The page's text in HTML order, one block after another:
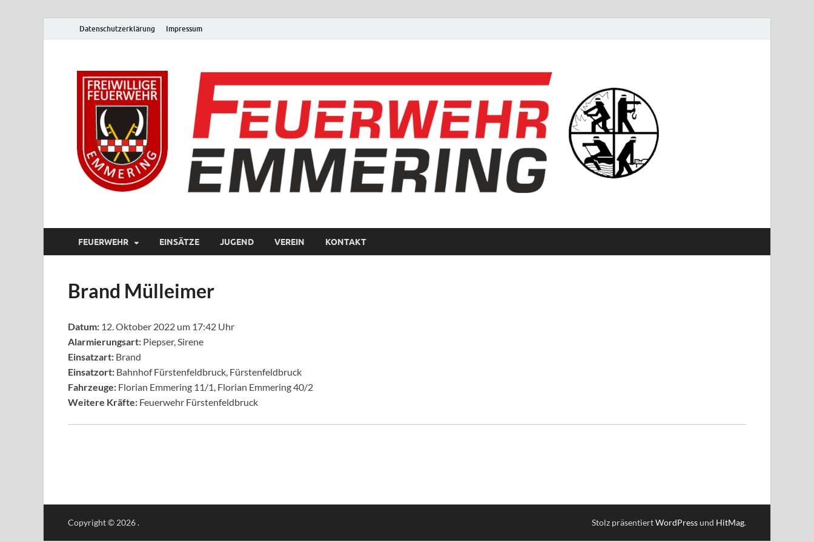
Datenschutzerklärung Impressum
FEUERWEHR EINSÄTZE JUGEND VEREIN KONTAKT
Brand Mülleimer
Datum: 12. Oktober 2022 um 17:42 Uhr
Alarmierungsart: Piepser, Sirene
Einsatzart: Brand
Einsatzort: Bahnhof Fürstenfeldbruck, Fürstenfeldbruck
Fahrzeuge: Florian Emmering 11/1, Florian Emmering 40/2
Weitere Kräfte: Feuerwehr Fürstenfeldbruck
Copyright © 2026. Stolz präsentiertWordPressund HitMag.